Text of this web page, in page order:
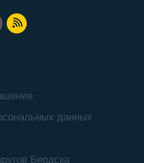
данных
Бердска